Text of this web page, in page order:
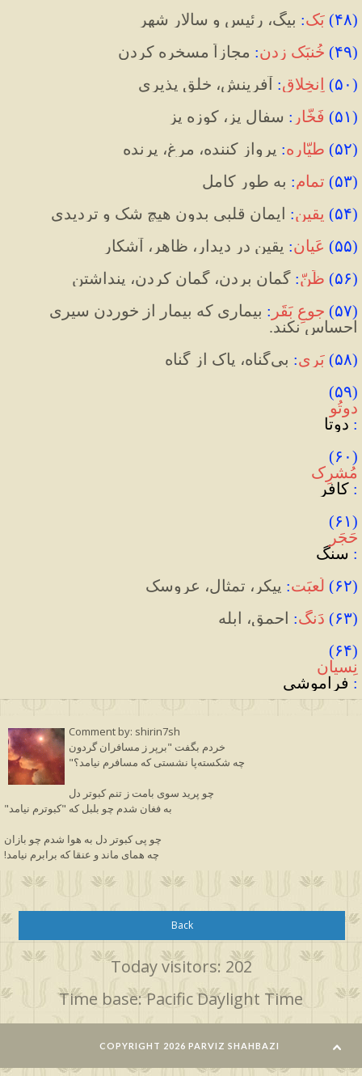
(۴۸) بَک: بیگ، رئیس و سالار شهر
(۴۹) خُنبَک زدن: مجازاً مسخره کردن
(۵۰) اِنخِلاق: آفرینش، خلق پذیری
(۵۱) فَخّار : سفال پز، کوزه پز
(۵۲) طیّاره: پرواز کننده، مرغ، پرنده
(۵۳) تمام: به طور کامل
(۵۴) یقین: ایمان قلبی بدون هیچ شک و تردیدی
(۵۵) عَیان: یقین در دیدار، ظاهر، آشکار
(۵۶) ظَنّ: گمان بردن، گمان کردن، پنداشتن
(۵۷) جوعِ بَقَر :
احساس نکند.
(۵۸) بَری: بی‌گناه، پاک از گناه
(۵۹)
دوتُو
: دوتا
(۶۰)
مُشرِک
: کافر
(۶۱)
حَجَر
: سنگ
(۶۲) لُعبَت: پیکر، تمثال، عروسک
(۶۳) دَنگ: احمق، ابله
(۶۴)
نِسیان
: فراموشی
Comment by: shirin7sh
خردم بگفت "برپر ز مسافران گردون
"چه شکسته‌پا نشستی که مسافرم نیامد؟
چو پرید سوی بامت ز تنم کبوتر دل
"به فغان شدم چو بلبل که "کبوترم نیامد
چو پی کبوتر دل به هوا شدم چو بازان
!چه همای ماند و عنقا که برابرم نیامد
Back
Today visitors: 202
Time base: Pacific Daylight Time
COPYRIGHT 2026 PARVIZ SHAHBAZI